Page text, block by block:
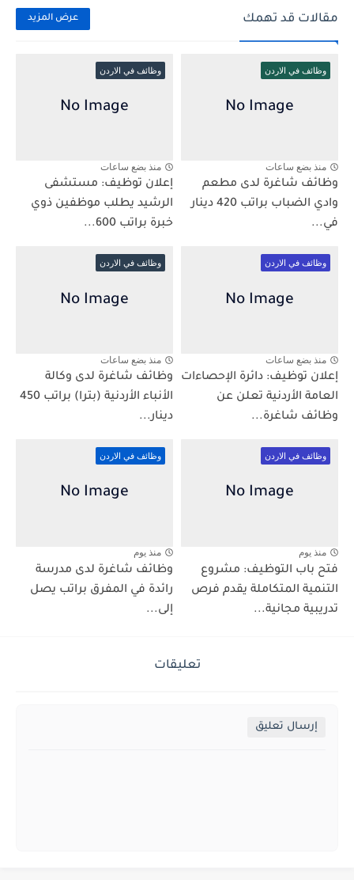
مقالات قد تهمك عرض المزيد
وظائف في الاردن
منذ بضع ساعات
وظائف شاغرة لدى مطعم
وادي الضباب براتب 420 دينار
في...
وظائف في الاردن
منذ بضع ساعات
إعلان توظيف: مستشفى
الرشيد يطلب موظفين ذوي
خبرة براتب 600...
وظائف في الاردن
منذ بضع ساعات
إعلان توظيف: دائرة الإحصاءات
العامة الأردنية تعلن عن
وظائف شاغرة...
وظائف في الاردن
منذ بضع ساعات
وظائف شاغرة لدى وكالة
الأنباء الأردنية (بترا) براتب 450
دينار...
وظائف في الاردن
منذ يوم
فتح باب التوظيف: مشروع
التنمية المتكاملة يقدم فرص
تدريبية مجانية...
وظائف في الاردن
منذ يوم
وظائف شاغرة لدى مدرسة
رائدة في المفرق براتب يصل
إلى...
تعليقات
إرسال تعليق